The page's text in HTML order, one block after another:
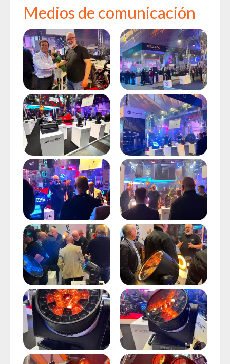
Medios de comunicación